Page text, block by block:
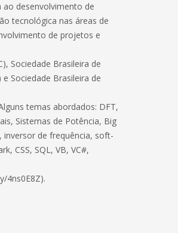
ao desenvolvimento de
tecnológica nas áreas de
de projetos e
Sociedade Brasileira de
Sociedade Brasileira de
temas abordados: DFT,
Sistemas de Potência, Big
inversor de frequência, soft-
CSS, SQL, VB, VC#,
4ns0E8Z).